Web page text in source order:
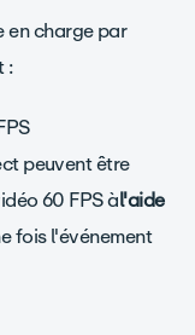
en charge par
:
peuvent être
60 FPS àl'aide
fois l'événement